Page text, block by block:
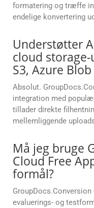
formatering og træffe
endelige konvertering
Understøtter
cloud
S3, Azure
Absolut.
integration med
tillader direkte
mellemliggende
Må jeg bruge
Cloud Free
formål?
evaluerings- og